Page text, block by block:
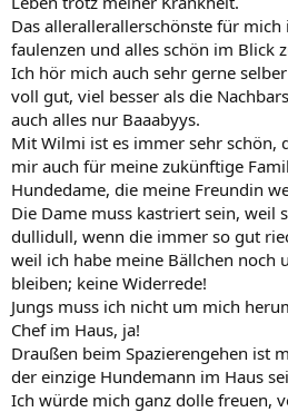
Das allerallerallerschönste für mich
faulenzen und alles schön im Blick
Ich hör mich auch sehr gerne
voll gut, viel besser als die
auch alles nur Baaabyys.
Mit Wilmi ist es immer sehr schön,
mir auch für meine zukünftige
Hundedame, die meine Freundin
Die Dame muss kastriert sein, weil
dullidull, wenn die immer so gut
weil ich habe meine Bällchen noch
bleiben; keine Widerrede!
Jungs muss ich nicht um mich
Chef im Haus, ja!
Draußen beim Spazierengehen ist
der einzige Hundemann im Haus
Ich würde mich ganz dolle freuen,